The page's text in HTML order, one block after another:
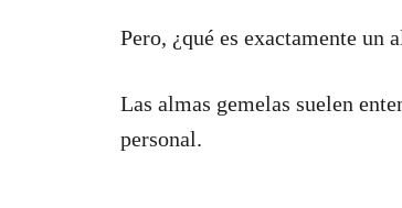
Pero, ¿qué es exactamente un
Las almas gemelas suelen
personal.